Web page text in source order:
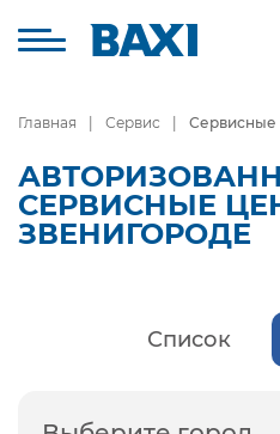
Главная Сервис Сервисные
СЕРВИСНЫЕ
ЗВЕНИГОРОДЕ
Список